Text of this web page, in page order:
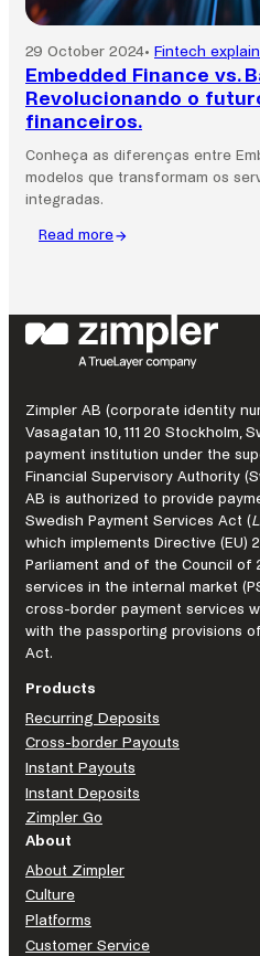
29 October 2024• Fintech
Embedded Finance vs.
Revolucionando o
financeiros.
Conheça as diferenças entre
modelos que transformam os
integradas.
Read more
vs.
Banking
Service:
Revolucionando
o
futuro
dos
serviços
financeiros.
Zimpler AB (corporate identity
Vasagatan 10, 111 20 Stockholm,
payment institution under the
Financial Supervisory Authority
AB is authorized to provide
Swedish Payment Services Act (
which implements Directive (EU)
Parliament and of the Council of
services in the internal market
cross-border payment services
with the passporting provisions
Act.
Products
Recurring Deposits
Cross-border Payouts
Instant Payouts
Instant Deposits
Zimpler Go
About
About Zimpler
Culture
Platforms
Customer Service